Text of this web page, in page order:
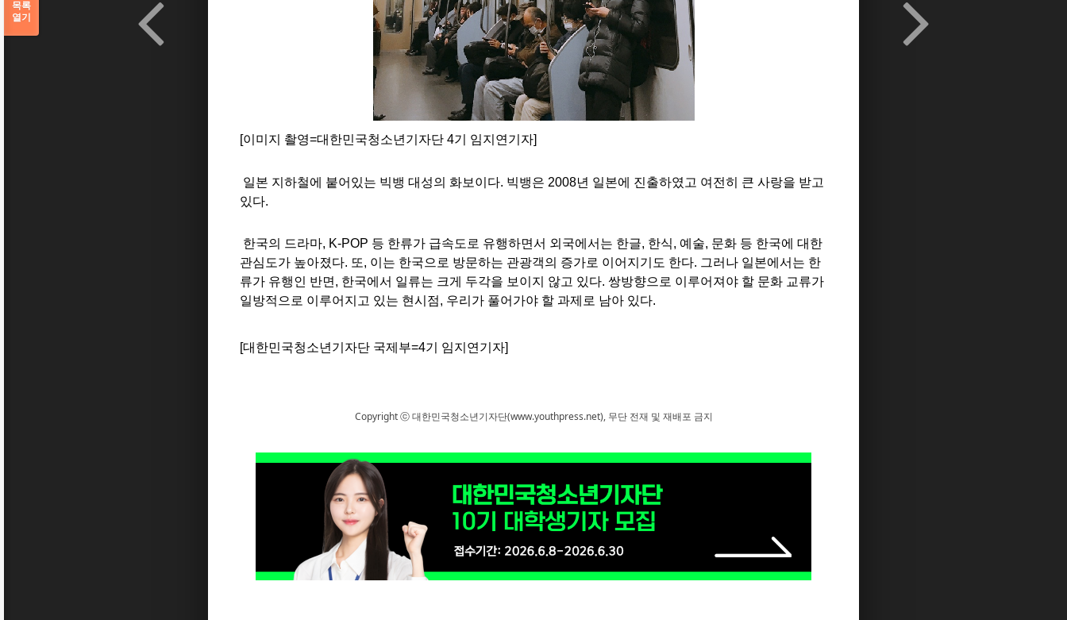
[이미지 촬영=대한민국청소년기자단 4기 임지연기자]
일본 지하철에 붙어있는 빅뱅 대성의 화보이다. 빅뱅은 2008년 일본에 진출하였고 여전히 큰 사랑을 받고
있다.
한국의 드라마, K-POP 등 한류가 급속도로 유행하면서 외국에서는 한글, 한식, 예술, 문화 등 한국에 대한
관심도가 높아졌다. 또, 이는 한국으로 방문하는 관광객의 증가로 이어지기도 한다. 그러나 일본에서는 한
류가 유행인 반면, 한국에서 일류는 크게 두각을 보이지 않고 있다. 쌍방향으로 이루어져야 할 문화 교류가
일방적으로 이루어지고 있는 현시점, 우리가 풀어가야 할 과제로 남아 있다.
[대한민국청소년기자단 국제부=4기 임지연기자]
Copyright ⓒ 대한민국청소년기자단(www.youthpress.net), 무단 전재 및 재배포 금지
목록
열기